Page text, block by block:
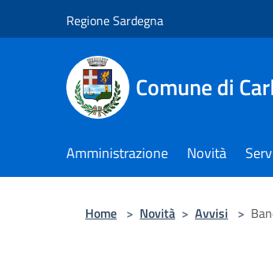
Regione Sardegna
Comune di
Amministrazione Novità
Home > Novità > Avvisi >